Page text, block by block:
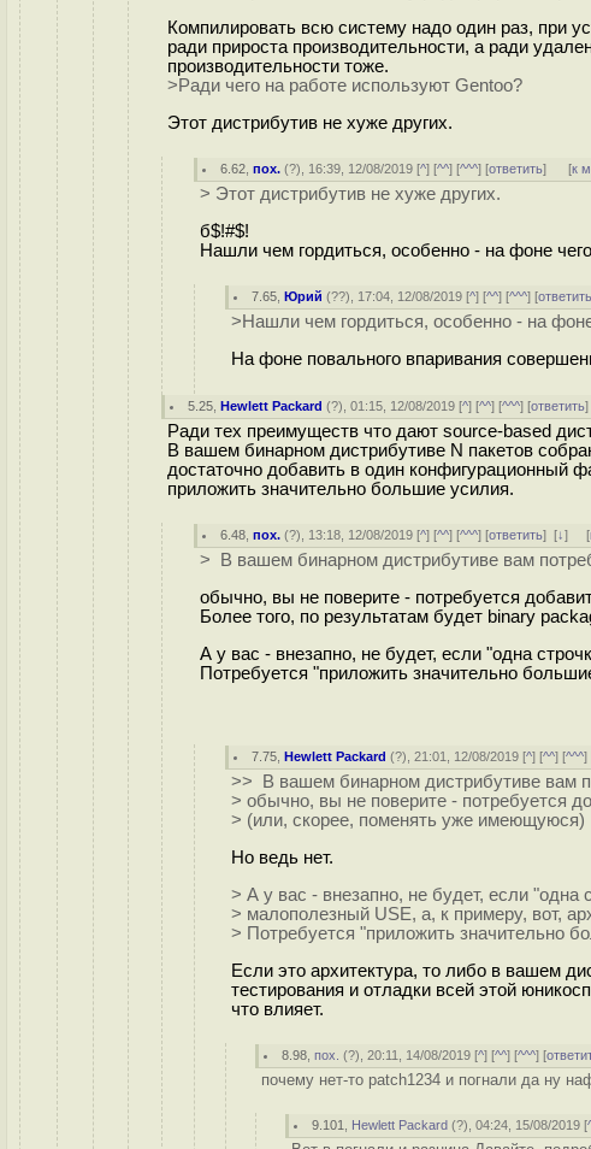
Компилировать всю систему надо один раз, при
ради прироста производительности, а ради
производительности тоже.
>Ради чего на работе используют Gentoo?
Этот дистрибутив не хуже других.
6.62 ,пох. (?), 16:39, 12/08/2019 [^] [^^] [^^^] [ответить] [к
> Этот дистрибутив не хуже других.
б$!#$!
Нашли чем гордиться, особенно - на фоне
7.65 ,Юрий (??), 17:04, 12/08/2019 [^] [^^] [^^^] [
>Нашли чем гордиться, особенно - на
На фоне повального впаривания
5.25 ,Hewlett Packard (?), 01:15, 12/08/2019 [^] [^^] [^^^] [ответить
Ради тех преимуществ что дают source-based
В вашем бинарном дистрибутиве N пакетов
достаточно добавить в один конфигурационный
приложить значительно большие усилия.
6.48 ,пох. (?), 13:18, 12/08/2019 [^] [^^] [^^^] [ответить][↓] [
> В вашем бинарном дистрибутиве вам
обычно, вы не поверите - потребуется
Более того, по результатам будет binary
А у вас - внезапно, не будет, если "одна
Потребуется "приложить значительно
7.75 ,Hewlett Packard (?), 21:01, 12/08/2019 [^] [^^] [^^^]
>> В вашем бинарном дистрибутиве вам
> обычно, вы не поверите - потребуется
> (или, скорее, поменять уже имеющуюся)
Но ведь нет.
> А у вас - внезапно, не будет, если "одна
> малополезный USE, а, к примеру, вот,
> Потребуется "приложить значительно
Если это архитектура, то либо в вашем
тестирования и отладки всей этой
что влияет.
8.98 ,пох. (?), 20:11, 14/08/2019 [^] [^^] [^^^] [
почему нет-то patch1234 и погнали да ну
9.101 Hewlett Packard (?), 04:24, 15/08/2019 [